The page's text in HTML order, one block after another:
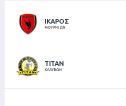
ΙΚΑΡΟΣ
ΜΟΥΡΝΙΩΝ
ΤΙΤΑΝ
ΚΑΛΥΒΩΝ